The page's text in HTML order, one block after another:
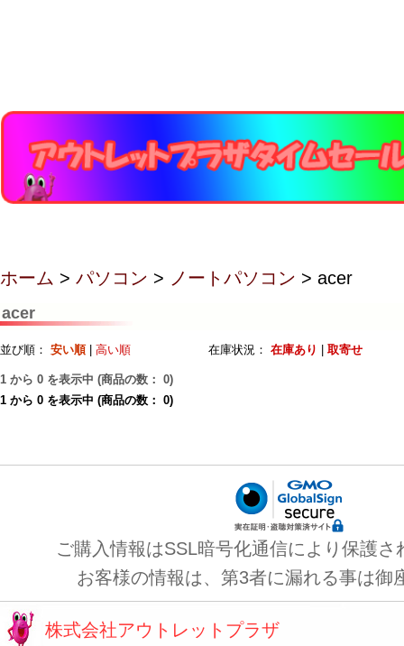
ホーム > パソコン > ノートパソコン > acer
acer
並び順： 安い順| 高い順 在庫状況： 在庫あり 取寄せ
1 から 0 を表示中 (商品の数： 0)
1 から 0 を表示中 (商品の数： 0)
ご購入情報はSSL暗号化通信により保護さ
お客様の情報は、第3者に漏れる事は御
株式会社アウトレットプラザ